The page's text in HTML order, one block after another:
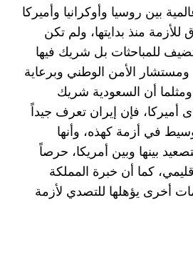
بين روسيا وأوكرانيا وأميركا
منذ بدايتها، ولم تكن
للمباحثات بل شريك فيها
ومستشار الأمن الوطني وبرعاية
أن السعودية شريك
أميركا، فإن إيران تعرف جيداً
في أزمة كهذه، وأنها
بينها وبين أمريكا، حرصاً
كما أن خبرة المملكة
أخرى يؤهلها للتصدي لأزمة